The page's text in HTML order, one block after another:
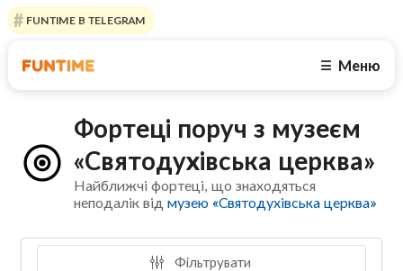
FUNTIME В TELEGRAM
☰ Меню
Фортеці поруч з музеєм
«Святодухівська церква»
Найближчі фортеці, що знаходяться
неподалік відмузею «Святодухівська церква»
Фільтрувати